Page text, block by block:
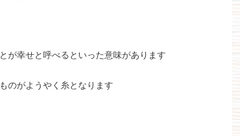
66-3155
～19:00（火、水曜定休）
が幸せと呼べるといった意味があります
のがようやく糸となります